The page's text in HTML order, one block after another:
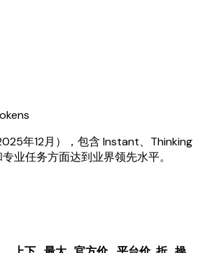
年12月），包含 Instant、Thinking
业任务方面达到业界领先水平。